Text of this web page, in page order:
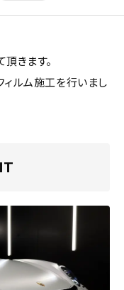
きます。
ィルム施工を行いまし